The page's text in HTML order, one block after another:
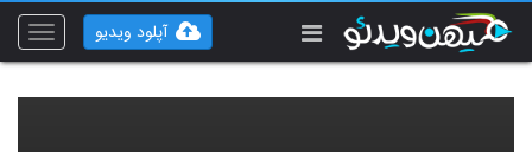
Toggle
آپلود ویدیو